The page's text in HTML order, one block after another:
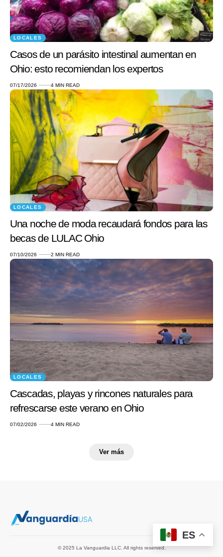
LOCALES
Casos de un parásito intestinal aumentan en
Ohio: esto recomiendan los expertos
07/17/2026 4 MIN READ
LOCALES
Una noche de moda recaudará fondos para las
becas de LULAC Ohio
07/10/2026 2 MIN READ
LOCALES
Cascadas, playas y rincones naturales para
refrescarse este verano en Ohio
07/02/2026 4 MIN READ
Ver más
© 2025 La Vanguardia LLC. All rights reserved.
ES